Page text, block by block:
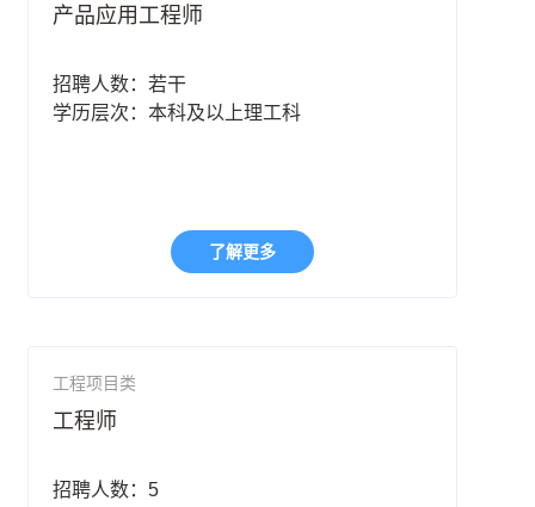
产品应用工程师
招聘人数：若干
学历层次：本科及以上理工科
了解更多
工程项目类
工程师
招聘人数：5